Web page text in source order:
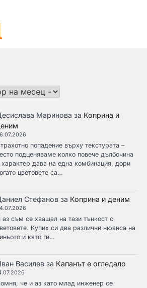
Маринова за Коприна и
попадение върху текстурата –
подценяваме колко повече дълбочина
характер дава на една комбинация, дори
цветовете са…
Стефанов за Коприна и деним
аз съм се хващал на тази тънкост с
Купих си два различни нюанса на
и като ги…
Василев за Капанът е огледало
че и аз като млад инженер се